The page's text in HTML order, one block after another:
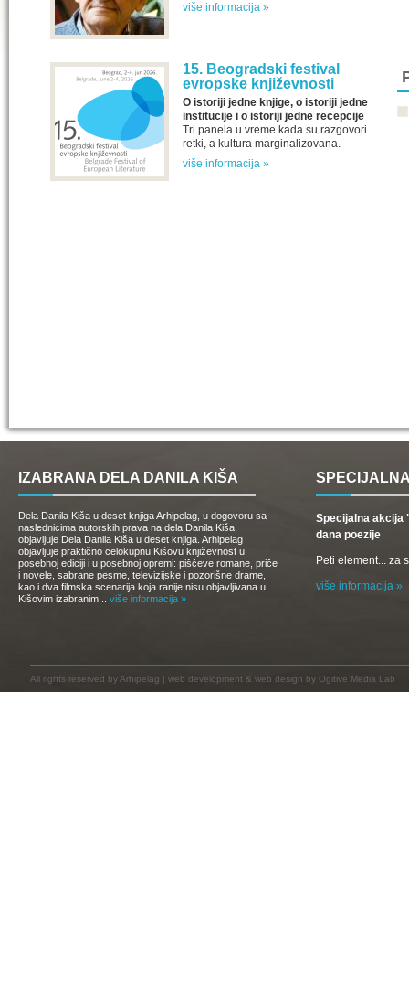
više informacija »
15. Beogradski festival
evropske književnosti
O istoriji jedne knjige, o istoriji jedne
institucije i o istoriji jedne recepcije
Tri panela u vreme kada su razgovori
retki, a kultura marginalizovana.
više informacija »
IZABRANA DELA DANILA KIŠA
Dela Danila Kiša u deset knjiga Arhipelag, u dogovoru sa
naslednicima autorskih prava na dela Danila Kiša,
objavljuje Dela Danila Kiša u deset knjiga. Arhipelag
objavljuje praktično celokupnu Kišovu književnost u
posebnoj ediciji i u posebnoj opremi: piščeve romane, priče
i novele, sabrane pesme, televizijske i pozorišne drame,
kao i dva filmska scenarija koja ranije nisu objavljivana u
Kišovim izabranim... više informacija »
Specijalna akcija
dana poezije
Peti element... za
više informacija »
All rights reserved by Arhipelag | web development & web design by Ogitive Media Lab